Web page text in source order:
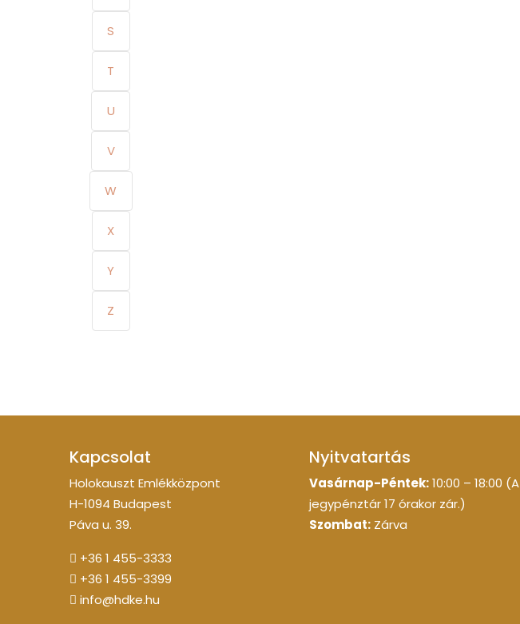
S
T
U
V
W
X
Y
Z
Kapcsolat
Holokauszt Emlékközpont
H-1094 Budapest
Páva u. 39.
+36 1 455-3333
+36 1 455-3399
info@hdke.hu
Nyitvatartás
Vasárnap-Péntek:10:00 – 18:00 (A
jegypénztár 17 órakor zár.)
Szombat: Zárva